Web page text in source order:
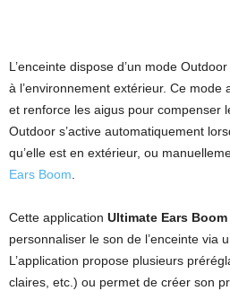
L’enceinte dispose d’un mode
à l’environnement extérieur. Ce
et renforce les aigus pour compenser
Outdoor s’active automatiquement
qu’elle est en extérieur, ou
Ears Boom
Cette application Ultimate Ears Boom
personnaliser le son de l’enceinte via
L’application propose plusieurs
claires, etc.) ou permet de créer son